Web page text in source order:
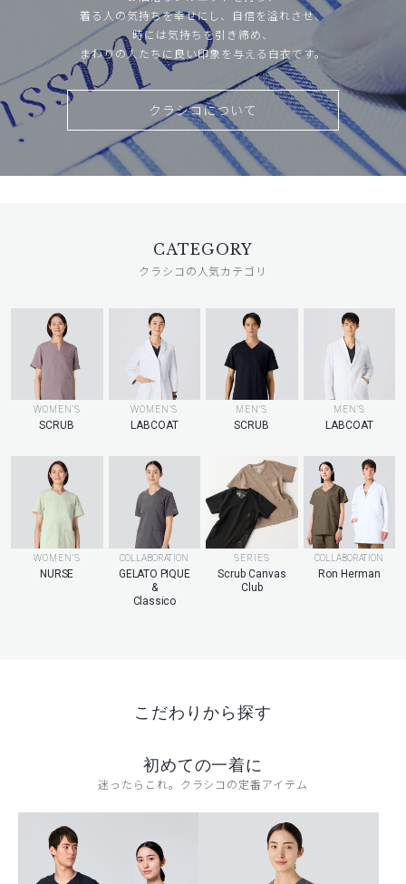
着る人の気持ちを幸せにし、自信を溢れさせ、
時には気持ちを引き締め、
まわりの人たちに良い印象を与える白衣です。
クラシコについて
CATEGORY
クラシコの人気カテゴリ
WOMEN’S
SCRUB
WOMEN’S
LABCOAT
MEN’S
SCRUB
MEN’S
LABCOAT
WOMEN’S
NURSE
COLLABORATION
GELATO PIQUE
&
Classico
SERIES
Scrub Canvas
Club
COLLABORATION
Ron Herman
こだわりから探す
初めての一着に
迷ったらこれ。クラシコの定番アイテム